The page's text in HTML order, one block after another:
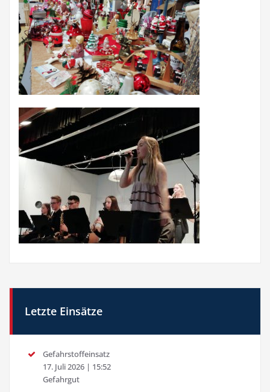
Letzte Einsätze
Gefahrstoffeinsatz
17. Juli 2026 | 15:52
Gefahrgut